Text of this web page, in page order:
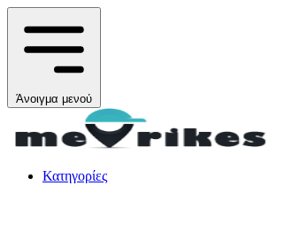
Άνοιγμα μενού
Κατηγορίες